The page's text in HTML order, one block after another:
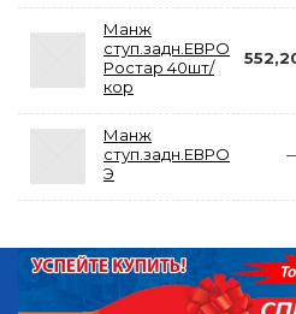
Манж
ступ.задн.ЕВРО
Ростар 40шт/
кор
Манж
ступ.задн.ЕВРО
Э